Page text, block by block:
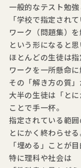
一般的なテスト勉強
「学校で指定され
ワーク（問題集）を
という形になると思
ほとんどの生徒は
ワークを一所懸命に
その「解き方の質」
大半の生徒は「とに
ことで手一杯。
指定されている範
とにかく終わらせる
「埋める」ことが
特に理科や社会は